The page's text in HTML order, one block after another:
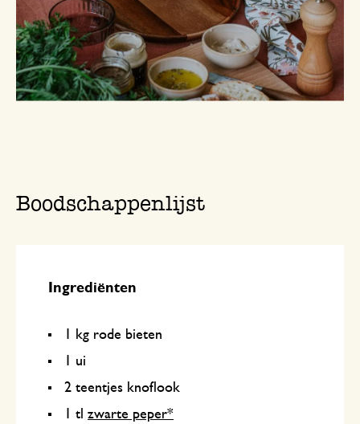
Boodschappenlijst
Ingrediënten
1 kg rode bieten
1 ui
2 teentjes knoflook
1 tl zwarte peper*